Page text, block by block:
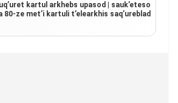
uq’uret kartul arkhebs upasod | sauk’eteso
80-ze met’i kartuli t’elearkhis saq’ureblad